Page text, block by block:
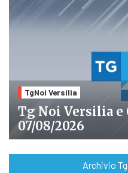
TgNoi Versilia
Tg Noi Versilia e
07/08/2026
Archivio